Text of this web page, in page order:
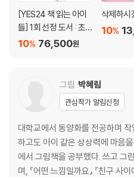
[YES24 책 읽는 아이
들] 1회 선정 도서 : 초
등 3~4학년 세트
76,500원
10%
삭제하시
10%
그림 박혜림
관심작가 알림신청
대학교에서 동양화를 전공하며
하고도 아이 같은 상상력에 마음
에서 그림책을 공부했다. 쓰고 그
며, 『어떤 느낌일까요』 『친구 사